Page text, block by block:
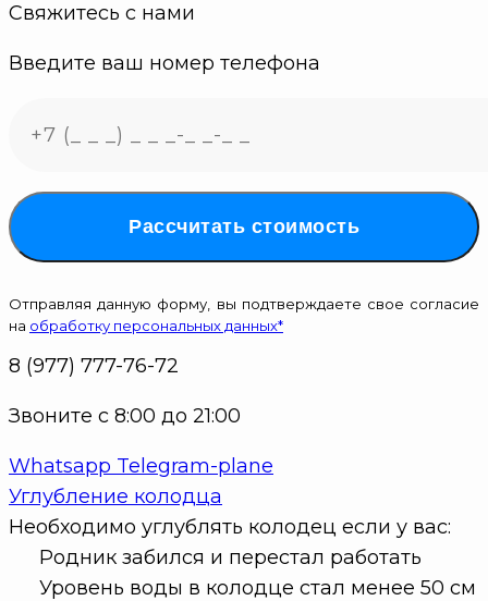
Свяжитесь с нами
Введите ваш номер телефона
Рассчитать стоимость
Отправляя данную форму, вы подтверждаете свое согласие
на обработку персональных данных*
8 (977) 777-76-72
Звоните с 8:00 до 21:00
Whatsapp Telegram-plane
Углубление колодца
Необходимо углублять колодец если у вас:
Родник забился и перестал работать
Уровень воды в колодце стал менее 50 см